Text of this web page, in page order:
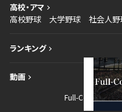
高校・アマ
高校野球
大学野球 社会人
ランキング
動画
Full-Countとは